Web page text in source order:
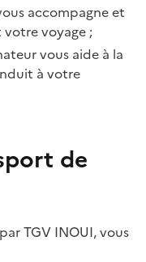
accompagne et
voyage ;
vous aide à la
à votre
de
TGV INOUI, vous